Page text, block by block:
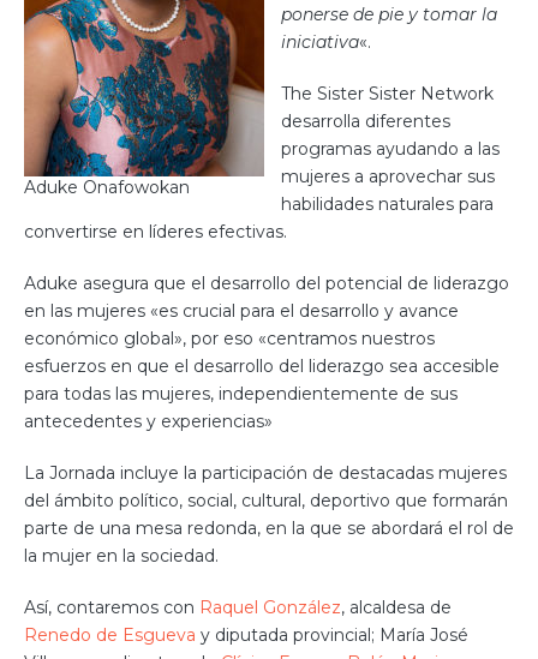
Aduke Onafowokan
ponerse de pie y tomar la
iniciativa«.
The Sister Sister Network
desarrolla diferentes
programas ayudando a las
mujeres a aprovechar sus
habilidades naturales para
convertirse en líderes efectivas.
Aduke asegura que el desarrollo del potencial de liderazgo
en las mujeres «es crucial para el desarrollo y avance
económico global», por eso «centramos nuestros
esfuerzos en que el desarrollo del liderazgo sea accesible
para todas las mujeres, independientemente de sus
antecedentes y experiencias»
La Jornada incluye la participación de destacadas mujeres
del ámbito político, social, cultural, deportivo que formarán
parte de una mesa redonda, en la que se abordará el rol de
la mujer en la sociedad.
Así, contaremos con Raquel González, alcaldesa de
Renedo de Esgueva y diputada provincial; María José